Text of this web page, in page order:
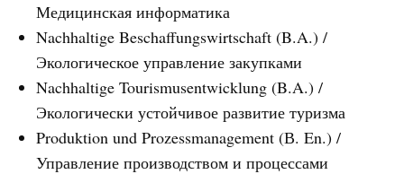
Медицинская информатика
Nachhaltige Beschaffungswirtschaft (B.A.) /
Экологическое управление закупками
Nachhaltige Tourismusentwicklung (B.A.) /
Экологически устойчивое развитие туризма
Produktion und Prozessmanagement (В. En.) /
Управление производством и процессами